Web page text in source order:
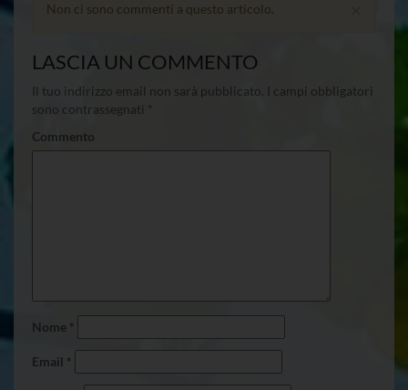
Non ci sono commenti a questo articolo.
LASCIA UN COMMENTO
Il tuo indirizzo email non sarà pubblicato. I campi obbligatori
sono contrassegnati
Commento
Nome *
Email *